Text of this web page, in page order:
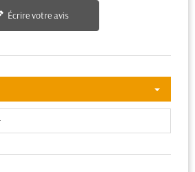
Écrire votre avis